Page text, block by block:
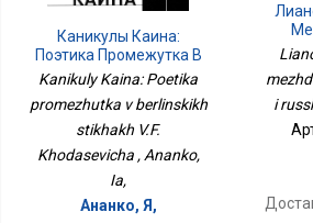
Каникулы Каина:
Поэтика Промежутка В
Берлинских Стихах В.Ф.
Ходасевича
Kanikuly Kaina: Poetika
promezhutka v berlinskikh
stikhakh V.F.
Khodasevicha , Ananko,
Ia,
Ананко, Я,
i